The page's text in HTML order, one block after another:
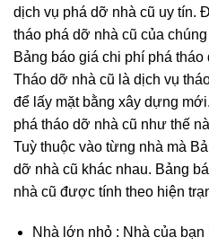
dịch vụ phá dỡ nhà cũ uy tín.
tháo phá dỡ nhà cũ của
Bảng báo giá chi phí phá tháo
Tháo dỡ nhà cũ là dịch vụ
để lấy mặt bằng xây dựng
phá tháo dỡ nhà cũ như thế
Tuỳ thuộc vào từng nhà mà
dỡ nhà cũ khác nhau. Bảng
nhà cũ được tính theo hiện
Nhà lớn nhỏ : Nhà của